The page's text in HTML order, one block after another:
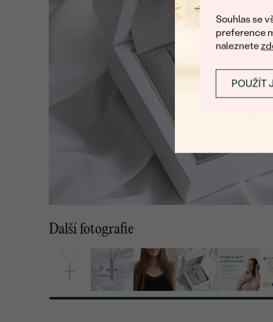
Souhlas se
preference
naleznete
POUŽÍT
Další fotografie